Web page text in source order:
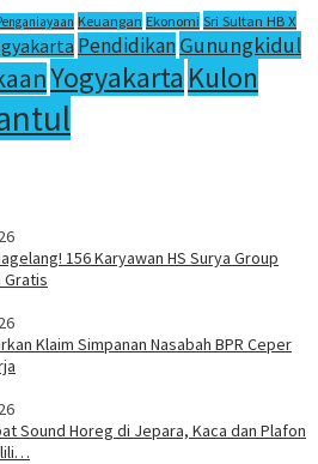
Keuangan Ekonomi Sri Sultan HB X
PendidikanGunungkidul
Yogyakarta Kulon
156 Karyawan HS Surya Group
Gratis
Klaim Simpanan Nasabah BPR Ceper
Sound Horeg di Jepara, Kaca dan Plafon